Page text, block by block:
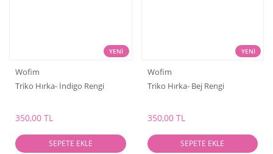
YENİ
Wofim
Triko Hırka- İndigo Rengi
350,00 TL
SEPETE EKLE
YENİ
Wofim
Triko Hırka- Bej Rengi
350,00 TL
SEPETE EKLE